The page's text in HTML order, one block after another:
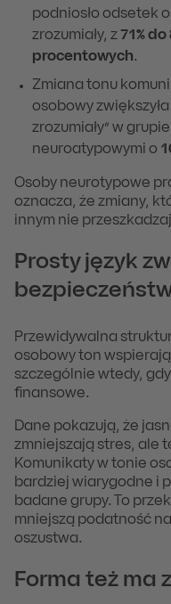
podniosło odsetek
zrozumiały, z 71% do
procentowych.
Zmiana tonu
osobowy
zrozumiały” w
neuroatypowymi o
Osoby neurotypowe
oznacza, że zmiany,
innym nie
Prosty język
Przewidywalna
osobowy ton
szczególnie wtedy,
finansowe.
Dane pokazują, że
zmniejszają stres, ale
Komunikaty w tonie
bardziej wiarygodne i
badane grupy. To
mniejszą podatność
oszustwa.
Forma też ma